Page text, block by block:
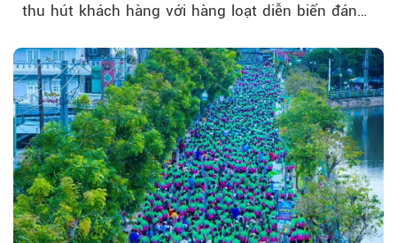
thu hút khách hàng với hàng loạt diễn biến đáng